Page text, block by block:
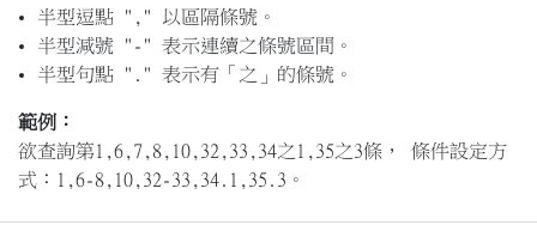
半型逗點 "," 以區隔條號。
半型減號 "-" 表示連續之條號區間。
半型句點 "." 表示有「之」的條號。
範例：
欲查詢第1,6,7,8,10,32,33,34之1,35之3條， 條件設定方
式：1,6-8,10,32-33,34.1,35.3。